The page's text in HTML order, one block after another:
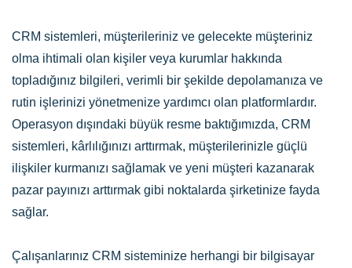
CRM sistemleri, müşterileriniz ve gelecekte müşteriniz
olma ihtimali olan kişiler veya kurumlar hakkında
topladığınız bilgileri, verimli bir şekilde depolamanıza ve
rutin işlerinizi yönetmenize yardımcı olan platformlardır.
Operasyon dışındaki büyük resme baktığımızda, CRM
sistemleri, kârlılığınızı arttırmak, müşterilerinizle güçlü
ilişkiler kurmanızı sağlamak ve yeni müşteri kazanarak
pazar payınızı arttırmak gibi noktalarda şirketinize fayda
sağlar.
Çalışanlarınız CRM sisteminize herhangi bir bilgisayar